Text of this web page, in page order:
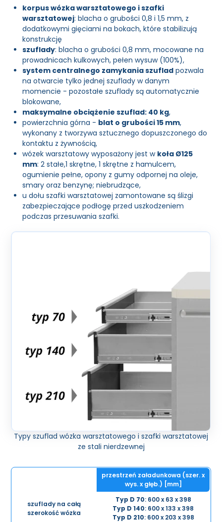
korpus wózka warsztatowego i szafki
warsztatowej: blacha o grubości 0,8 i 1,5 mm, z
dodatkowymi gięciami na bokach, które stabilizują
konstrukcję
szuflady: blacha o grubości 0,8 mm, mocowane na
prowadnicach kulkowych, pełen wysuw (100%),
system centralnego zamykania szuflad pozwala
na otwarcie tylko jednej szuflady w danym
momencie - pozostałe szuflady są automatycznie
blokowane,
maksymalne obciążenie szuflad: 40 kg,
powierzchnia górna - blat o grubości 15 mm,
wykonany z tworzywa sztucznego dopuszczonego do
kontaktu z żywnością,
wózek warsztatowy wyposażony jest w koła Ø125
mm: 2 stałe,1 skrętne, 1 skrętne z hamulcem,
ogumienie pełne, opony z gumy odpornej na oleje,
smary oraz benzynę; niebrudzące,
u dołu szafki warsztatowej zamontowane są ślizgi
zabezpieczające podłogę przed uszkodzeniem
podczas przesuwania szafki.
Typy szuflad wózka warsztatowego i szafki warsztatowej
ze stali nierdzewnej
przestrzeń załadunkowa (szer. x
wys. x głęb.) [mm]
szuflady na całą
szerokość wózka
Typ D 70: 600 x 63 x 398
Typ D 140: 600 x 133 x 398
Typ D 210: 600 x 203 x 398